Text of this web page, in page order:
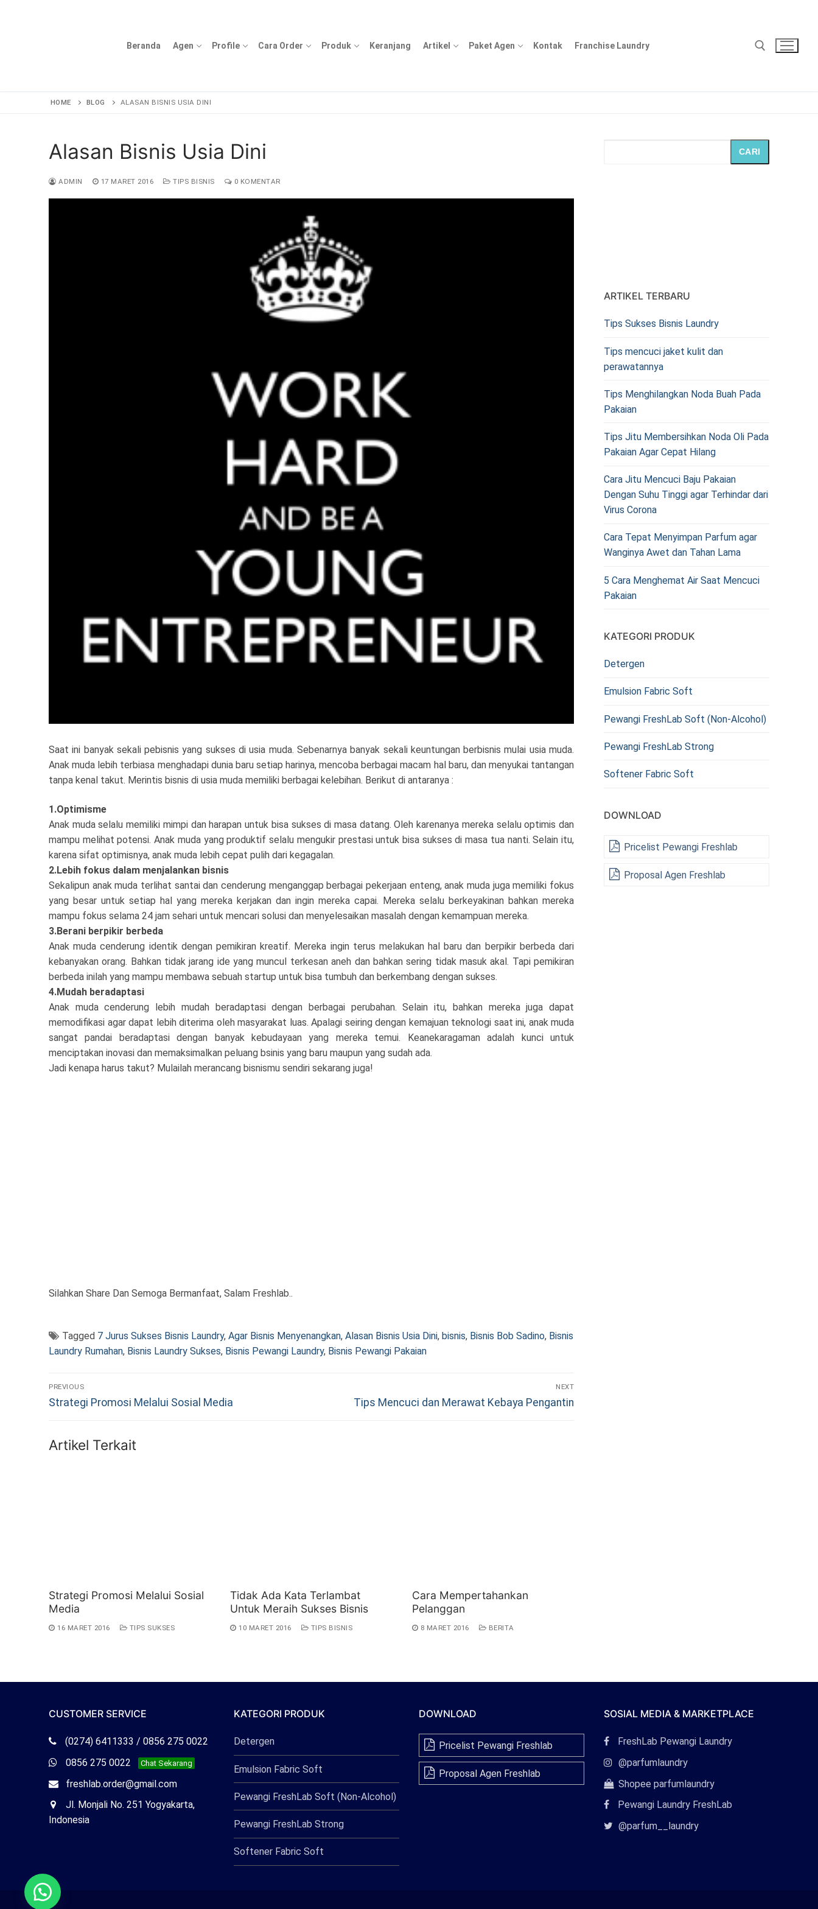
Beranda Agen Profile Cara Order Produk Keranjang Artikel Paket Agen Kontak Franchise Laundry
HOME BLOG ALASAN BISNIS USIA DINI
Alasan Bisnis Usia Dini
ADMIN 17 MARET 2016 TIPS BISNIS 0 KOMENTAR
Saat ini banyak sekali pebisnis yang sukses di usia muda. Sebenarnya banyak sekali keuntungan berbisnis mulai usia muda.
Anak muda lebih terbiasa menghadapi dunia baru setiap harinya, mencoba berbagai macam hal baru, dan menyukai tantangan
tanpa kenal takut. Merintis bisnis di usia muda memiliki berbagai kelebihan. Berikut di antaranya :
1.Optimisme
Anak muda selalu memiliki mimpi dan harapan untuk bisa sukses di masa datang. Oleh karenanya mereka selalu optimis dan
mampu melihat potensi. Anak muda yang produktif selalu mengukir prestasi untuk bisa sukses di masa tua nanti. Selain itu,
karena sifat optimisnya, anak muda lebih cepat pulih dari kegagalan.
2.Lebih fokus dalam menjalankan bisnis
Sekalipun anak muda terlihat santai dan cenderung menganggap berbagai pekerjaan enteng, anak muda juga memiliki fokus
yang besar untuk setiap hal yang mereka kerjakan dan ingin mereka capai. Mereka selalu berkeyakinan bahkan mereka
mampu fokus selama 24 jam sehari untuk mencari solusi dan menyelesaikan masalah dengan kemampuan mereka.
3.Berani berpikir berbeda
Anak muda cenderung identik dengan pemikiran kreatif. Mereka ingin terus melakukan hal baru dan berpikir berbeda dari
kebanyakan orang. Bahkan tidak jarang ide yang muncul terkesan aneh dan bahkan sering tidak masuk akal. Tapi pemikiran
berbeda inilah yang mampu membawa sebuah startup untuk bisa tumbuh dan berkembang dengan sukses.
4.Mudah beradaptasi
Anak muda cenderung lebih mudah beradaptasi dengan berbagai perubahan. Selain itu, bahkan mereka juga dapat
memodifikasi agar dapat lebih diterima oleh masyarakat luas. Apalagi seiring dengan kemajuan teknologi saat ini, anak muda
sangat pandai beradaptasi dengan banyak kebudayaan yang mereka temui. Keanekaragaman adalah kunci untuk
menciptakan inovasi dan memaksimalkan peluang bsinis yang baru maupun yang sudah ada.
Jadi kenapa harus takut? Mulailah merancang bisnismu sendiri sekarang juga!
Silahkan Share Dan Semoga Bermanfaat, Salam Freshlab..
Tagged 7 Jurus Sukses Bisnis Laundry, Agar Bisnis Menyenangkan, Alasan Bisnis Usia Dini, bisnis, Bisnis Bob Sadino, Bisnis
Laundry Rumahan, Bisnis Laundry Sukses, Bisnis Pewangi Laundry, Bisnis Pewangi Pakaian
Navigasi
pos
PREVIOUS
Previous
Strategi Promosi Melalui Sosial Media
NEXT
Next
Tips Mencuci dan Merawat Kebaya Pengantin
Artikel Terkait
Strategi Promosi Melalui Sosial
Media
16 MARET 2016 TIPS SUKSES
Tidak Ada Kata Terlambat
Untuk Meraih Sukses Bisnis
10 MARET 2016 TIPS BISNIS
Cara Mempertahankan
Pelanggan
8 MARET 2016 BERITA
CARI
ARTIKEL TERBARU
Tips Sukses Bisnis Laundry
Tips mencuci jaket kulit dan
perawatannya
Tips Menghilangkan Noda Buah Pada
Pakaian
Tips Jitu Membersihkan Noda Oli Pada
Pakaian Agar Cepat Hilang
Cara Jitu Mencuci Baju Pakaian
Dengan Suhu Tinggi agar Terhindar dari
Virus Corona
Cara Tepat Menyimpan Parfum agar
Wanginya Awet dan Tahan Lama
5 Cara Menghemat Air Saat Mencuci
Pakaian
KATEGORI PRODUK
Detergen
Emulsion Fabric Soft
Pewangi FreshLab Soft (Non-Alcohol)
Pewangi FreshLab Strong
Softener Fabric Soft
DOWNLOAD
Pricelist Pewangi Freshlab
Proposal Agen Freshlab
CUSTOMER SERVICE
Telepon
Freshlab
(0274) 6411333 / 0856 275 0022
Whatsapp
Freshlab
0856 275 0022 Chat Sekarang
Email
Freshlab
freshlab.order@gmail.com
Office
Freshlab
Jl. Monjali No. 251 Yogyakarta,
Indonesia
KATEGORI PRODUK
Detergen
Emulsion Fabric Soft
Pewangi FreshLab Soft (Non-Alcohol)
Pewangi FreshLab Strong
Softener Fabric Soft
DOWNLOAD
Pricelist Pewangi Freshlab
Proposal Agen Freshlab
SOSIAL MEDIA & MARKETPLACE
Tautan
Facebook
FreshLab Pewangi Laundry
Tautan
Instagram
@parfumlaundry
Tautan
Shopee
Shopee parfumlaundry
Pewangi Laundry FreshLab
Tautan@parfum__laundry